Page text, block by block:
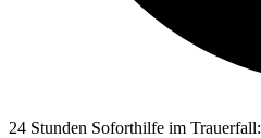
24 Stunden Soforthilfe im Trauerfall: